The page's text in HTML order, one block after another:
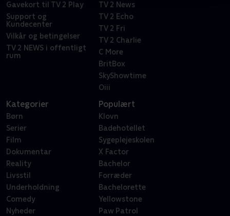
Gavekort til TV 2 Play
Support og
Kundecenter
Vilkår og betingelser
TV 2 NEWS i offentligt
rum
TV 2 News
TV 2 Echo
TV 2 Fri
TV 2 Charlie
C More
BritBox
SkyShowtime
Oiii
Kategorier
Børn
Serier
Film
Dokumentar
Reality
Livsstil
Underholdning
Comedy
Nyheder
Populært
Klovn
Badehotellet
Sygeplejeskolen
X Factor
Bachelor
Forræder
Bachelorette
Yellowstone
Paw Patrol